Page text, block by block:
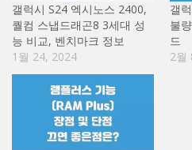
갤럭시 S24 엑시노스 2400,
퀄컴 스냅드래곤8 3세대 성
능 비교, 벤치마크 정보
1월 24, 2024
갤
불
드
2월